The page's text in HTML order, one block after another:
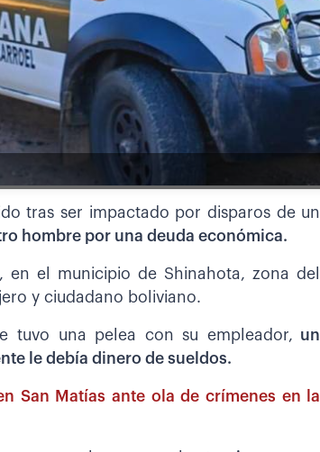
tras ser impactado por disparos de un
hombre por una deuda económica.
el municipio de Shinahota, zona del
y ciudadano boliviano.
tuvo una pelea con su empleador, un
le debía dinero de sueldos.
San Matías ante ola de crímenes en la